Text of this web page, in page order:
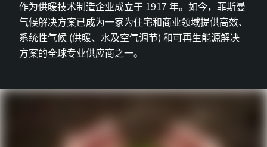
作为供暖技术制造企业成立于 1917 年。如今，菲斯曼
气候解决方案已成为一家为住宅和商业领域提供高效、
系统性气候 (供暖、水及空气调节) 和可再生能源解决
方案的全球专业供应商之一。